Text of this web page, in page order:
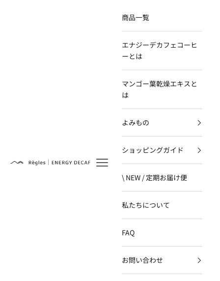
Règles
商品一覧
エナジーデカフェコーヒ
ーとは
マンゴー葉乾燥エキスと
は
よみもの
ショッピングガイド
\ NEW / 定期お届け便
私たちについて
FAQ
お問い合わせ